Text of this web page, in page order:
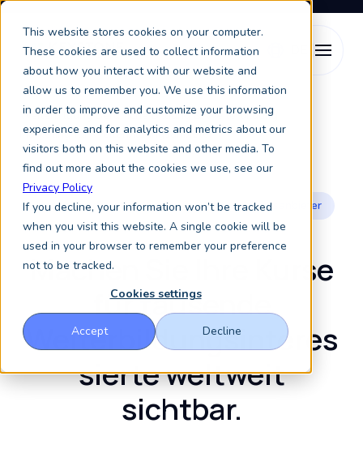
This website stores cookies on your computer.
These cookies are used to collect information
about how you interact with our website and
allow us to remember you. We use this information
in order to improve and customize your browsing
experience and for analytics and metrics about our
visitors both on this website and other media. To
find out more about the cookies we use, see our
Privacy Policy
If you decline, your information won’t be tracked
when you visit this website. A single cookie will be
used in your browser to remember your preference
not to be tracked.
Cookies settings
Accept Decline
Dienstleistungen
Weiterbildung Berufliche Bildung & Weiterbildung
Marketing für Weiterbildungsanbieter
Marketingdienstleistungen für Weiterbildungsanbieter
Machen Sie Ihre Kurse
für tausende
Weiterbildungsinteres
sierte weltweit
sichtbar.